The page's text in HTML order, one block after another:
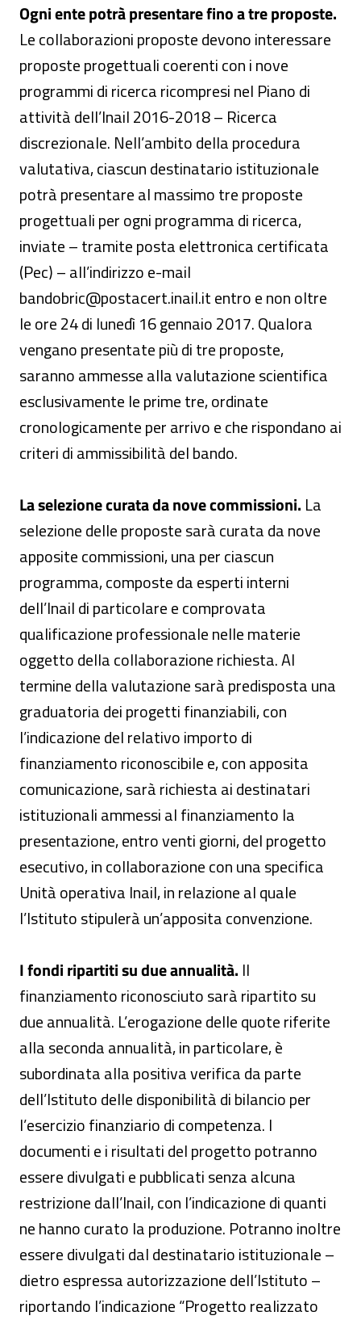
Ogni ente potrà presentare fino a tre proposte.
Le collaborazioni proposte devono interessare
proposte progettuali coerenti con i nove
programmi di ricerca ricompresi nel Piano di
attività dell’Inail 2016-2018 – Ricerca
discrezionale. Nell’ambito della procedura
valutativa, ciascun destinatario istituzionale
potrà presentare al massimo tre proposte
progettuali per ogni programma di ricerca,
inviate – tramite posta elettronica certificata
(Pec) – all’indirizzo e-mail
bandobric@postacert.inail.it entro e non oltre
le ore 24 di lunedì 16 gennaio 2017. Qualora
vengano presentate più di tre proposte,
saranno ammesse alla valutazione scientifica
esclusivamente le prime tre, ordinate
cronologicamente per arrivo e che rispondano ai
criteri di ammissibilità del bando.
La selezione curata da nove commissioni. La
selezione delle proposte sarà curata da nove
apposite commissioni, una per ciascun
programma, composte da esperti interni
dell’Inail di particolare e comprovata
qualificazione professionale nelle materie
oggetto della collaborazione richiesta. Al
termine della valutazione sarà predisposta una
graduatoria dei progetti finanziabili, con
l’indicazione del relativo importo di
finanziamento riconoscibile e, con apposita
comunicazione, sarà richiesta ai destinatari
istituzionali ammessi al finanziamento la
presentazione, entro venti giorni, del progetto
esecutivo, in collaborazione con una specifica
Unità operativa Inail, in relazione al quale
l’Istituto stipulerà un’apposita convenzione.
I fondi ripartiti su due annualità. Il
finanziamento riconosciuto sarà ripartito su
due annualità. L’erogazione delle quote riferite
alla seconda annualità, in particolare, è
subordinata alla positiva verifica da parte
dell’Istituto delle disponibilità di bilancio per
l’esercizio finanziario di competenza. I
documenti e i risultati del progetto potranno
essere divulgati e pubblicati senza alcuna
restrizione dall’Inail, con l’indicazione di quanti
ne hanno curato la produzione. Potranno inoltre
essere divulgati dal destinatario istituzionale –
dietro espressa autorizzazione dell’Istituto –
riportando l’indicazione “Progetto realizzato